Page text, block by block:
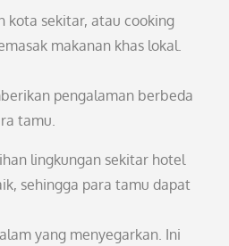
kota sekitar, atau cooking
makanan khas lokal.
pengalaman berbeda
tamu.
lingkungan sekitar hotel
sehingga para tamu dapat
yang menyegarkan. Ini